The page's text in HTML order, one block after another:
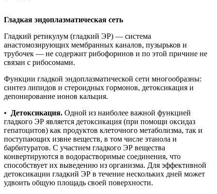
Гладкая эндоплазматическая сеть
Гладкий ретикулум (гладкий ЭР) — система
анастомозирующих мембранных каналов, пузырьков и
трубочек — не содержит рибофоринов и по этой причине не
связан с рибосомами.
Функции гладкой эндоплазматической сети многообразны:
синтез липидов и стероидных гормонов, детоксикация и
депонирование ионов кальция.
•
Детоксикация. Одной из наиболее важной функцией
гладкого ЭР является детоксикация (при помощи оксидаз
гепатоцитов) как продуктов клеточного метаболизма, так и
поступающих извне веществ, в том числе этанола и
барбитуратов. С участием гладкого ЭР вещества
конвертируются в водорастворимые соединения, что
способствует их выведению из организма. Для эффективной
детоксикации гладкий ЭР в течение нескольких дней может
удвоить общую площадь своей поверхности.